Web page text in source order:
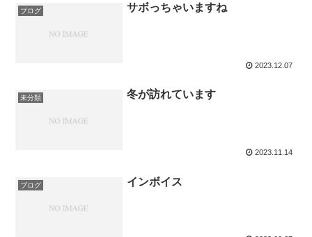
ブログ サボっちゃいますね
2023.12.07
未分類 冬が訪れています
2023.11.14
ブログ インボイス